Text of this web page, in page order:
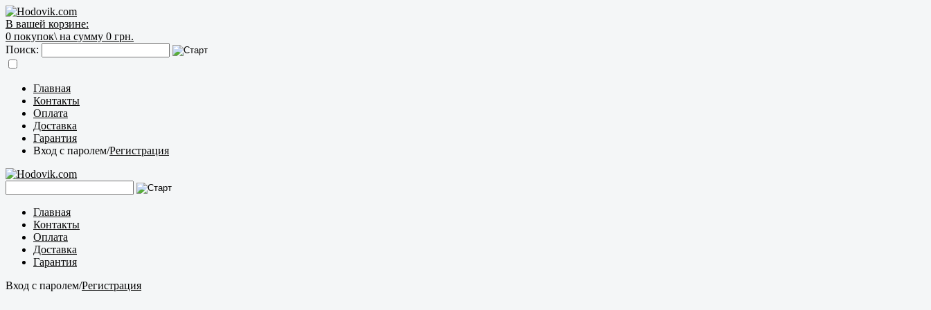
В вашей корзине:
0 покупок\ на сумму 0 грн.
Поиск:
Главная
Контакты
Оплата
Доставка
Гарантия
Вход с паролем/Регистрация
Главная
Контакты
Оплата
Доставка
Гарантия
Вход с паролем/Регистрация